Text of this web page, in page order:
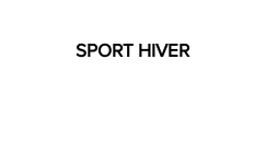
SPORT HIVER